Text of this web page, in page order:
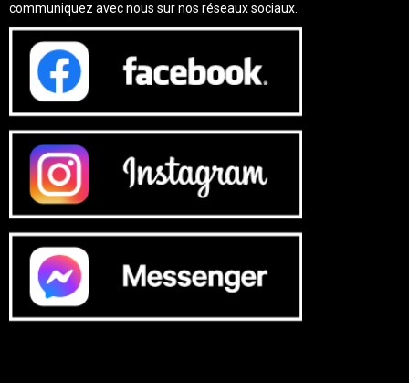
communiquez avec nous sur nos réseaux sociaux.